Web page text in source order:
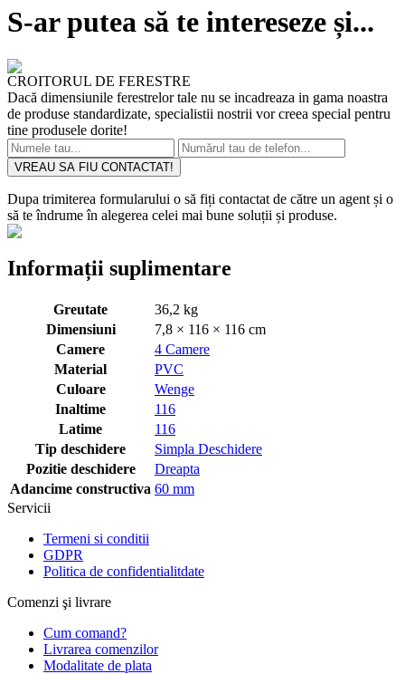
S-ar putea să te intereseze și...
CROITORUL DE FERESTRE
Dacă dimensiunile ferestrelor tale nu se incadreaza in gama noastra
de produse standardizate, specialistii nostrii vor creea special pentru
tine produsele dorite!
VREAU SA FIU CONTACTAT!
Dupa trimiterea formularului o să fiți contactat de către un agent și o
să te îndrume în alegerea celei mai bune soluții și produse.
Informații suplimentare
Greutate
36,2 kg
Dimensiuni
7,8 × 116 × 116 cm
Camere
4 Camere
Material
PVC
Culoare
Wenge
Inaltime
116
Latime
116
Tip deschidere
Simpla Deschidere
Pozitie deschidere
Dreapta
Adancime constructiva 60 mm
Servicii
Termeni si conditii
GDPR
Politica de confidentialitdate
Comenzi şi livrare
Cum comand?
Livrarea comenzilor
Modalitate de plata